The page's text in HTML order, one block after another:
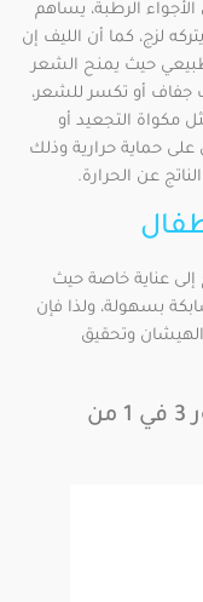
الرطبة، يساهم
لزج، كما أن الليف إن
حيث يمنح الشعر
جفاف أو تكسر للشعر،
مكواة التجعيد أو
حماية حرارية وذلك
عن الحرارة.
إلى عناية خاصة حيث
بسهولة، ولذا فإن
وتحقيق
بلسم إكسبرت ليف إن ديفاين باور 3 في 1 من